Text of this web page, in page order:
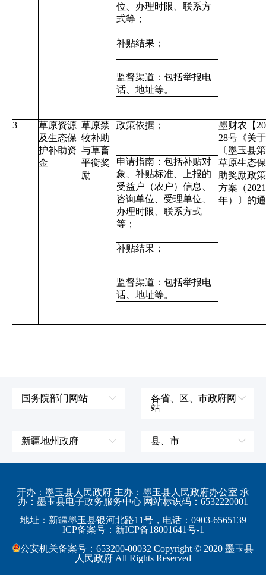
位、办理时限、联系方
式等；
补贴结果；
监督渠道：包括举报电
话、地址等。
3
草原资源
及生态保
护补助资
金
草原禁
牧补助
与草畜
平衡奖
励
政策依据；
墨财农【
28号《关
〔墨玉县
草原生态
助奖励政
方案（
年）〕的
申请指南：包括补贴对
象、补贴标准、上报的
受益户（农户）信息、
咨询单位、受理单位、
办理时限、联系方式
等；
补贴结果；
监督渠道：包括举报电
话、地址等。
国务院部门网站
国防部
教育部
工业和信息化部
监察部
民政部
各省、区、市政府网
站
江苏省
浙江省
安徽省
福建省
新疆地州政府
伊犁哈萨克自治州
阿勒泰地区
博尔塔拉蒙古自治州
吐鲁番地区
县、市
皮山县
策勒县
民丰县
和田市
开办：墨玉县人民政府 主办：墨玉县人民政府办公室 承
办：墨玉县电子政务服务中心 网站标识码：6532220001
地址：新疆墨玉县银河北路11号，电话：0903-6565139
ICP备案号：新ICP备18001641号-1
公安机关备案号：653200-00032 Copyright © 2020 墨玉县
人民政府 All Rights Reserved